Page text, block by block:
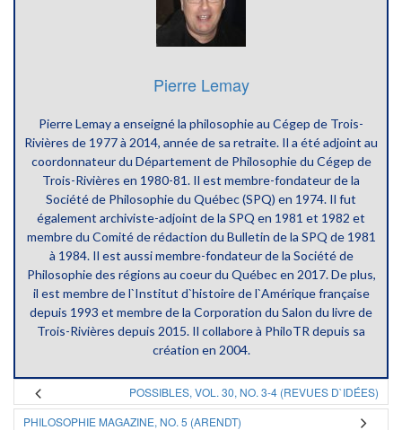
Pierre Lemay
Pierre Lemay a enseigné la philosophie au Cégep de Trois-
Rivières de 1977 à 2014, année de sa retraite. Il a été adjoint au
coordonnateur du Département de Philosophie du Cégep de
Trois-Rivières en 1980-81. Il est membre-fondateur de la
Société de Philosophie du Québec (SPQ) en 1974. Il fut
également archiviste-adjoint de la SPQ en 1981 et 1982 et
membre du Comité de rédaction du Bulletin de la SPQ de 1981
à 1984. Il est aussi membre-fondateur de la Société de
Philosophie des régions au coeur du Québec en 2017. De plus,
il est membre de l`Institut d`histoire de l`Amérique française
depuis 1993 et membre de la Corporation du Salon du livre de
Trois-Rivières depuis 2015. Il collabore à PhiloTR depuis sa
création en 2004.
POSSIBLES, VOL. 30, NO. 3-4 (REVUES D`IDÉES)
PHILOSOPHIE MAGAZINE, NO. 5 (ARENDT)